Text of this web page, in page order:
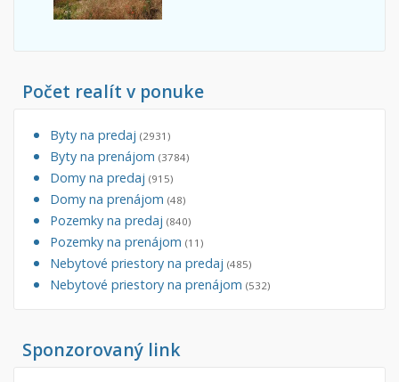
Počet realít v ponuke
Byty na predaj (2931)
Byty na prenájom (3784)
Domy na predaj (915)
Domy na prenájom (48)
Pozemky na predaj (840)
Pozemky na prenájom (11)
Nebytové priestory na predaj (485)
Nebytové priestory na prenájom (532)
Sponzorovaný link